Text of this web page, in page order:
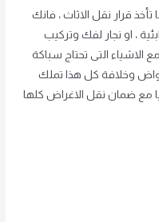
قرار نقل الاثاث ، فانك
، او نجار لفك وتركيب
الاشياء التى تحتاج سباكة
وخلافة كل هذا تملك
مع ضمان نقل الاغراض كلها